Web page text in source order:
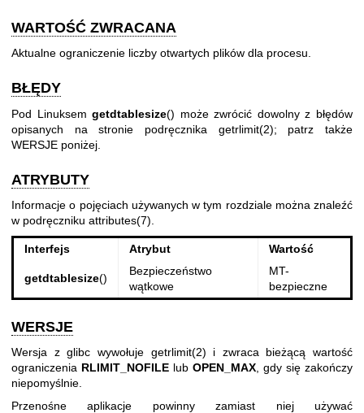
WARTOŚĆ ZWRACANA
Aktualne ograniczenie liczby otwartych plików dla procesu.
BŁĘDY
Pod Linuksemgetdtablesize() może zwrócić dowolny z błędów
opisanych na stronie podręcznika getrlimit(2); patrz także
WERSJE poniżej.
ATRYBUTY
Informacje o pojęciach używanych w tym rozdziale można znaleźć
w podręczniku attributes(7).
Interfejs Atrybut Wartość
getdtablesize()
Bezpieczeństwo
wątkowe
MT-
bezpieczne
WERSJE
Wersja z glibc wywołuje getrlimit(2) i zwraca bieżącą wartość
ograniczenia RLIMIT_NOFILE lub OPEN_MAX, gdy się zakończy
niepomyślnie.
Przenośne aplikacje powinny zamiast niej używać